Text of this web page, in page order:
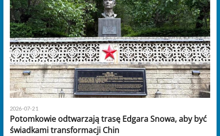
2026-07-21
Potomkowie odtwarzają trasę Edgara Snowa, aby być
świadkami transformacji Chin